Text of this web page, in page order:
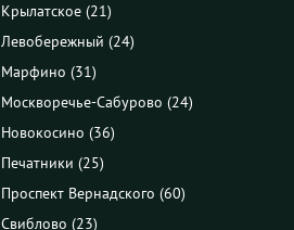
Крылатское (21)
Левобережный (24)
Марфино (31)
Москворечье-Сабурово (24)
Новокосино (36)
Печатники (25)
Проспект Вернадского (60)
Свиблово (23)